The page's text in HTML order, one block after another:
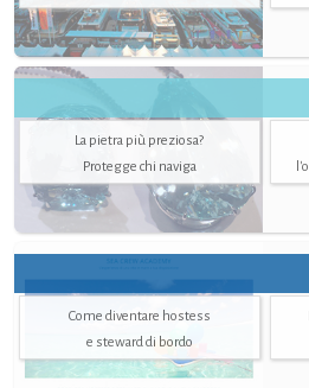
La pietra più preziosa?
Protegge chi naviga
Come diventare hostess
e steward di bordo